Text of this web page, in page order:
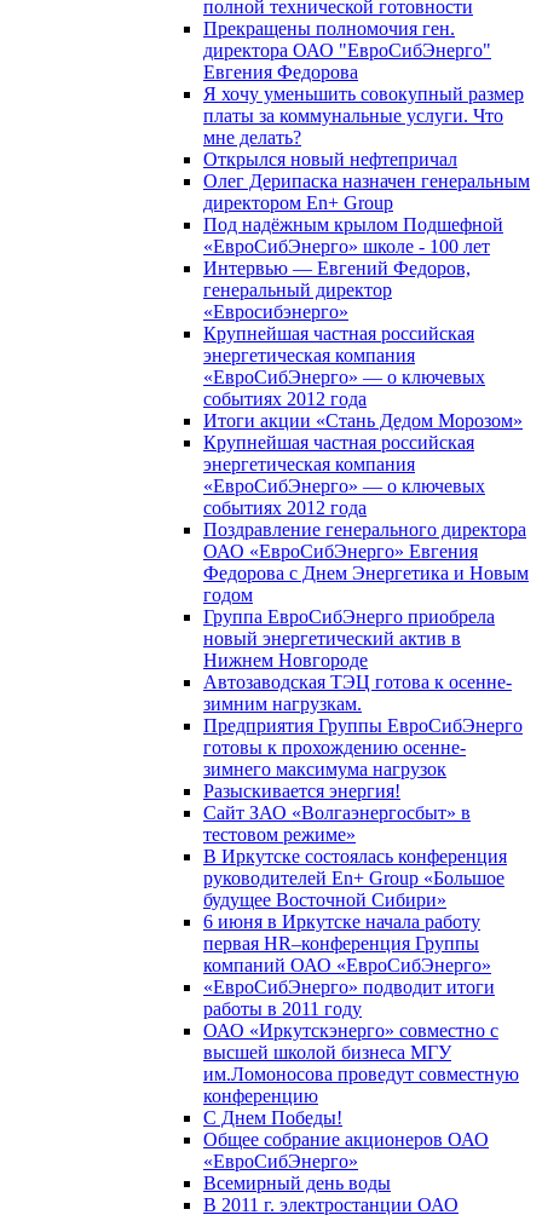
полной технической готовности
Прекращены полномочия ген.
директора ОАО "ЕвроСибЭнерго"
Евгения Федорова
Я хочу уменьшить совокупный размер
платы за коммунальные услуги. Что
мне делать?
Открылся новый нефтепричал
Олег Дерипаска назначен генеральным
директором En+ Group
Под надёжным крылом Подшефной
«ЕвроСибЭнерго» школе - 100 лет
Интервью — Евгений Федоров,
генеральный директор
«Евросибэнерго»
Крупнейшая частная российская
энергетическая компания
«ЕвроСибЭнерго» — о ключевых
событиях 2012 года
Итоги акции «Стань Дедом Морозом»
Крупнейшая частная российская
энергетическая компания
«ЕвроСибЭнерго» — о ключевых
событиях 2012 года
Поздравление генерального директора
ОАО «ЕвроСибЭнерго» Евгения
Федорова с Днем Энергетика и Новым
годом
Группа ЕвроСибЭнерго приобрела
новый энергетический актив в
Нижнем Новгороде
Автозаводская ТЭЦ готова к осенне-
зимним нагрузкам.
Предприятия Группы ЕвроСибЭнерго
готовы к прохождению осенне-
зимнего максимума нагрузок
Разыскивается энергия!
Сайт ЗАО «Волгаэнергосбыт» в
тестовом режиме»
В Иркутске состоялась конференция
руководителей En+ Group «Большое
будущее Восточной Сибири»
6 июня в Иркутске начала работу
первая HR–конференция Группы
компаний ОАО «ЕвроСибЭнерго»
«ЕвроСибЭнерго» подводит итоги
работы в 2011 году
ОАО «Иркутскэнерго» совместно с
высшей школой бизнеса МГУ
им.Ломоносова проведут совместную
конференцию
С Днем Победы!
Общее собрание акционеров ОАО
«ЕвроСибЭнерго»
Всемирный день воды
В 2011 г. электростанции ОАО